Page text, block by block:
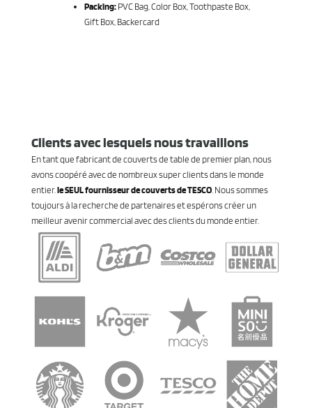
Packing: PVC Bag, Color Box, Toothpaste Box,
Gift Box, Backercard
Clients avec lesquels nous travaillons
En tant que fabricant de couverts de table de premier plan, nous
avons coopéré avec de nombreux super clients dans le monde
entier. le SEUL fournisseur de couverts de TESCO. Nous sommes
toujours à la recherche de partenaires et espérons créer un
meilleur avenir commercial avec des clients du monde entier.